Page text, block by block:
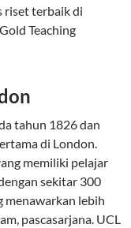
riset terbaik di
Teaching
tahun 1826 dan
di London.
memiliki pelajar
sekitar 300
menawarkan lebih
pascasarjana. UCL